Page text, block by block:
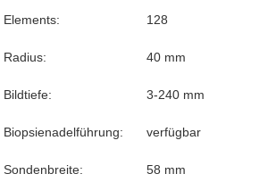
Elements: 128
Radius: 40 mm
Bildtiefe: 3-240 mm
Biopsienadelführung: verfügbar
Sondenbreite: 58 mm